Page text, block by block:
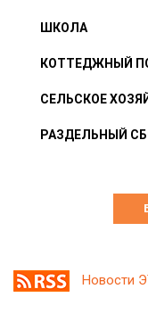
ШКОЛА
КОТТЕДЖНЫЙ
СЕЛЬСКОЕ
РАЗДЕЛЬНЫЙ
Новости